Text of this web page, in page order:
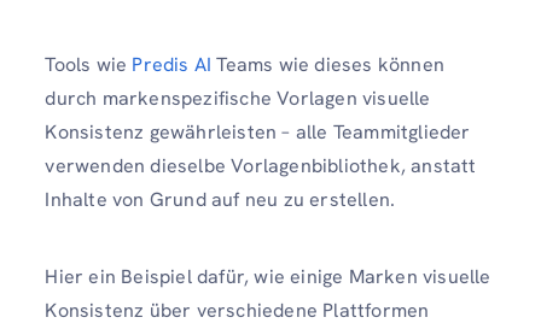
Tools wie Predis AI Teams wie dieses können
durch markenspezifische Vorlagen visuelle
Konsistenz gewährleisten – alle Teammitglieder
verwenden dieselbe Vorlagenbibliothek, anstatt
Inhalte von Grund auf neu zu erstellen.
Hier ein Beispiel dafür, wie einige Marken visuelle
Konsistenz über verschiedene Plattformen